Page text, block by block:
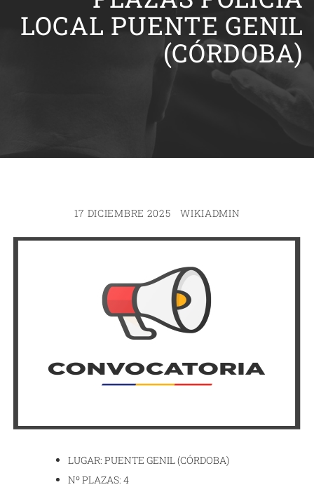
LOCAL PUENTE GENIL
(CÓRDOBA)
17 DICIEMBRE 2025 WIKIADMIN
LUGAR: PUENTE GENIL (CÓRDOBA)
Nº PLAZAS: 4